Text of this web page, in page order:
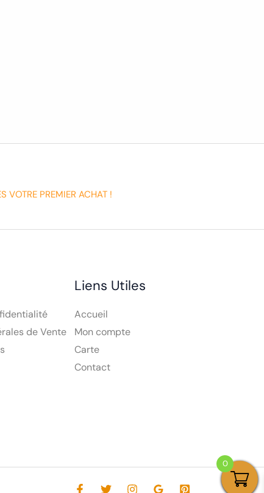
VOTRE PREMIER ACHAT !
de Vente
Liens Utiles
Accueil
Mon compte
Carte
Contact
0